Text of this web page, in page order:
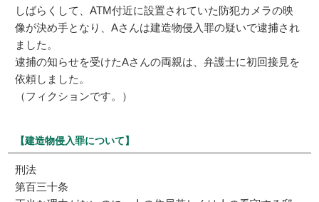
しばらくして、ATM付近に設置されていた防犯カメラの映
像が決め手となり、Aさんは建造物侵入罪の疑いで逮捕され
ました。
逮捕の知らせを受けたAさんの両親は、弁護士に初回接見を
依頼しました。
（フィクションです。）
【建造物侵入罪について】
刑法
第百三十条